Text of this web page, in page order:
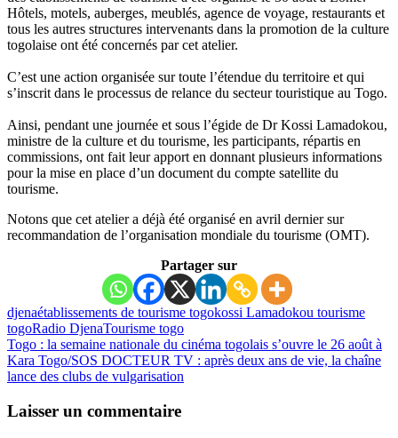
Hôtels, motels, auberges, meublés, agence de voyage, restaurants et
tous les autres structures intervenants dans la promotion de la culture
togolaise ont été concernés par cet atelier.
C’est une action organisée sur toute l’étendue du territoire et qui
s’inscrit dans le processus de relance du secteur touristique au Togo.
Ainsi, pendant une journée et sous l’égide de Dr Kossi Lamadokou,
ministre de la culture et du tourisme, les participants, répartis en
commissions, ont fait leur apport en donnant plusieurs informations
pour la mise en place d’un document du compte satellite du
tourisme.
Notons que cet atelier a déjà été organisé en avril dernier sur
recommandation de l’organisation mondiale du tourisme (OMT).
Partager sur
djenaétablissements de tourisme togokossi Lamadokou tourisme
togoRadio DjenaTourisme togo
Togo : la semaine nationale du cinéma togolais s’ouvre le 26 août à
Kara Togo/SOS DOCTEUR TV : après deux ans de vie, la chaîne
lance des clubs de vulgarisation
Laisser un commentaire